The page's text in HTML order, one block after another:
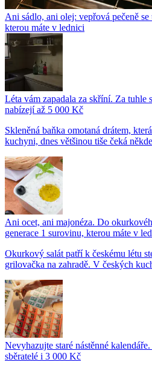
Ani sádlo, ani olej: vepřová pečeně
kterou máte v lednici
Léta vám zapadala za skříní. Za tuhle
nabízejí až 5 000 Kč
Skleněná baňka omotaná drátem,
kuchyni, dnes většinou tiše čeká
Ani ocet, ani majonéza. Do
generace 1 surovinu, kterou máte v
Okurkový salát patří k českému létu
grilovačka na zahradě. V českých
Nevyhazujte staré nástěnné
sběratelé i 3 000 Kč